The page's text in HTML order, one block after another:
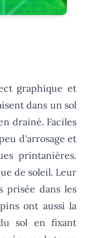
graphique et
dans un sol
drainé. Faciles
d'arrosage et
printanières.
de soleil. Leur
prisée dans les
ont aussi la
sol en fixant